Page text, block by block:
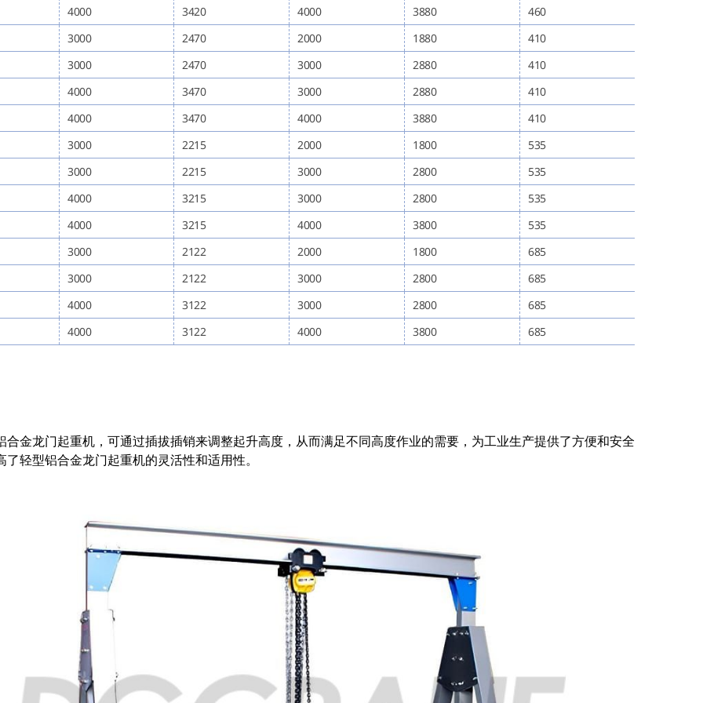
4000 3420 4000 3880
460
3000 2470 2000 1880
410
3000 2470 3000 2880
410
4000 3470 3000 2880
410
4000 3470 4000 3880
410
3000 2215 2000 1800
535
3000 2215 3000 2800
535
4000 3215 3000 2800
535
4000 3215 4000 3800
535
3000 2122 2000 1800
685
3000 2122 3000 2800
685
4000 3122 3000 2800
685
4000 3122 4000 3800 685
合金龙门起重机，可通过插拔插销来调整起升高度，从而满足不同高度作业的需要，为工业生产提供了方便和安全
了轻型铝合金龙门起重机的灵活性和适用性。